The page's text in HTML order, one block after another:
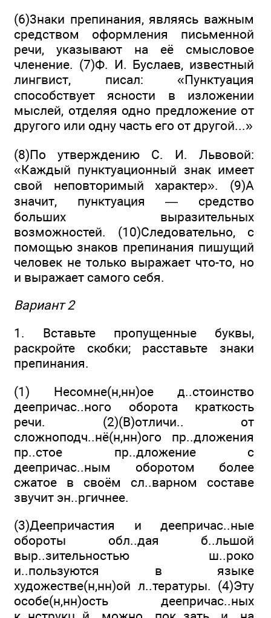
(6)3наки препинания, являясь важным
средством оформления письменной
речи, указывают на её смысло­вое
членение. (7)Ф. И. Буслаев, известный
лингвист, писал: «Пунктуация
способствует ясности в изложении
мыслей, отделяя одно предложение от
другого или одну часть его от другой...»
(8)По утверждению С. И. Львовой:
«Каждый пунктуационный знак имеет
свой неповторимый характер». (9)А
значит, пунктуация — средство
больших выразительных
возможностей. (10)Следовательно, с
помощью знаков пре­пинания пишущий
человек не только выражает что-то, но
и выражает самого себя.
Вариант 2
1. Вставьте пропущенные буквы,
раскройте скобки; расставьте зна­ки
препинания.
(1) Несомне(н,нн)ое д..стоинство
деепричас..ного оборота краткость
речи. (2)(В)отличи.. от
сложноподч..нё(н,нн)ого пр..дложения
пр..стое пр..дложение с
деепричас..ным обо­ротом более
сжатое в своём сл..варном составе
звучит эн..ргичнее.
(3)Деепричастия и деепричас..ные
обороты обл..дая б..льшой
выр..зительностью ш..роко
и..пользуются в языке
художестве(н,нн)ой л..тературы. (4)Эту
особе(н,нн)ость деепричас..ных